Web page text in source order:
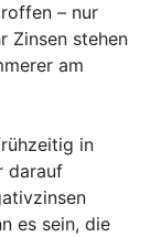
– nur
Zinsen stehen
am
in
darauf
es sein, die